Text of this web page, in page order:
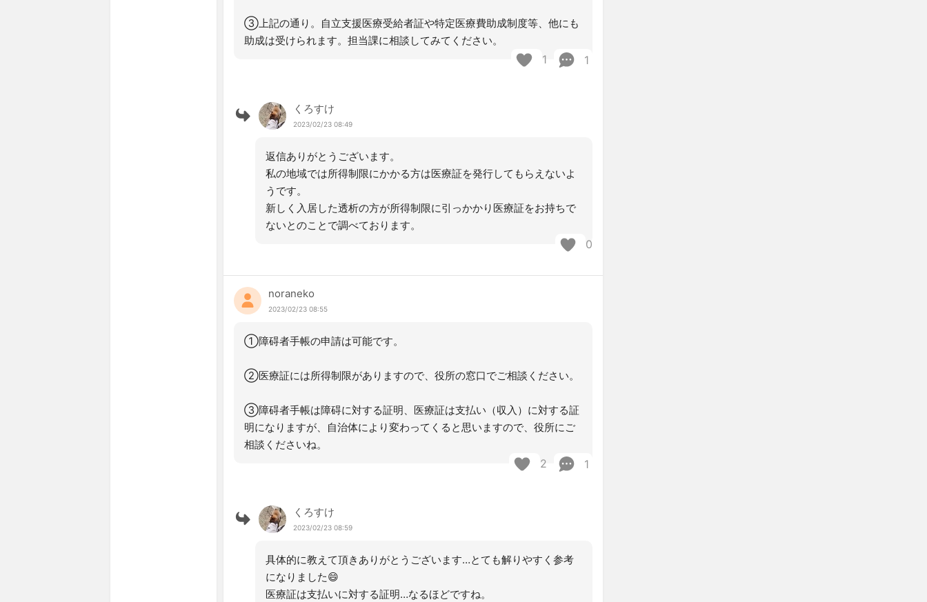
③上記の通り。自立支援医療受給者証や特定医療費助成制度等、他にも
助成は受けられます。担当課に相談してみてください。
1 1
くろすけ
2023/02/23 08:49
返信ありがとうございます。
私の地域では所得制限にかかる方は医療証を発行してもらえないよ
うです。
新しく入居した透析の方が所得制限に引っかかり医療証をお持ちで
ないとのことで調べております。
0
noraneko
2023/02/23 08:55
①障碍者手帳の申請は可能です。
②医療証には所得制限がありますので、役所の窓口でご相談ください。
③障碍者手帳は障碍に対する証明、医療証は支払い（収入）に対する証
明になりますが、自治体により変わってくると思いますので、役所にご
相談くださいね。
2 1
くろすけ
2023/02/23 08:59
具体的に教えて頂きありがとうございます…とても解りやすく参考
になりました😄
医療証は支払いに対する証明…なるほどですね。